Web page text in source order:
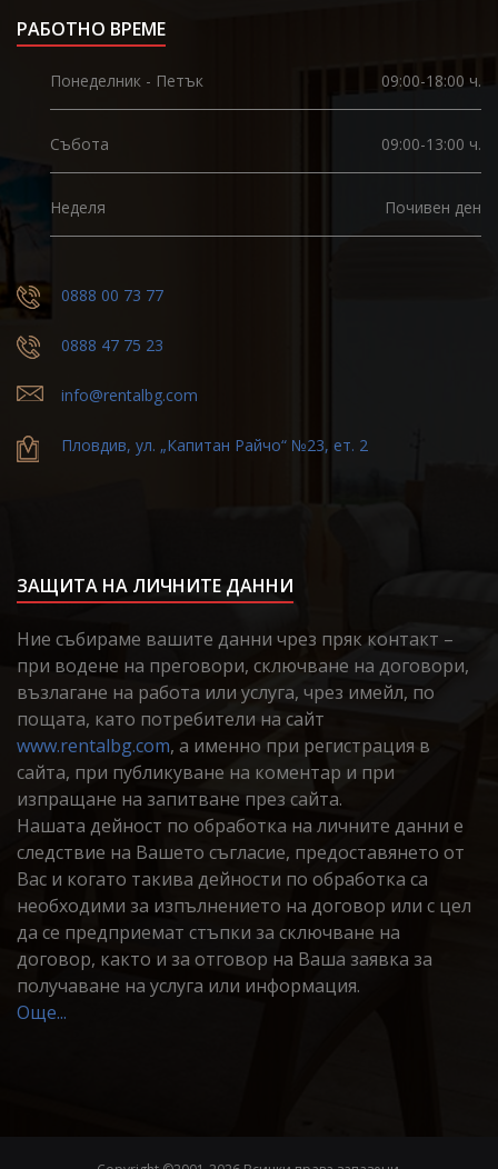
РАБОТНО ВРЕМЕ
Понеделник - Петък 09:00-18:00 ч.
Събота 09:00-13:00 ч.
Неделя Почивен ден
0888 00 73 77
0888 47 75 23
info@rentalbg.com
Пловдив, ул. „Капитан Райчо“ №23, ет. 2
ЗАЩИТА НА ЛИЧНИТЕ ДАННИ
Ние събираме вашите данни чрез пряк контакт –
при водене на преговори, сключване на договори,
възлагане на работа или услуга, чрез имейл, по
пощата, като потребители на сайт
www.rentalbg.com, а именно при регистрация в
сайта, при публикуване на коментар и при
изпращане на запитване през сайта.
Нашата дейност по обработка на личните данни е
следствие на Вашето съгласие, предоставянето от
Вас и когато такива дейности по обработка са
необходими за изпълнението на договор или с цел
да се предприемат стъпки за сключване на
договор, както и за отговор на Ваша заявка за
получаване на услуга или информация.
Още...